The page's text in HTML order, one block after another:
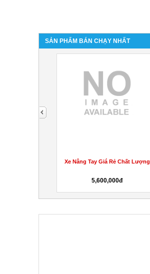
SẢN PHẨM BÁN CHẠY NHẤT
Xe Nâng Tay Giá Rẻ Chất Lượng
5,600,000đ
next